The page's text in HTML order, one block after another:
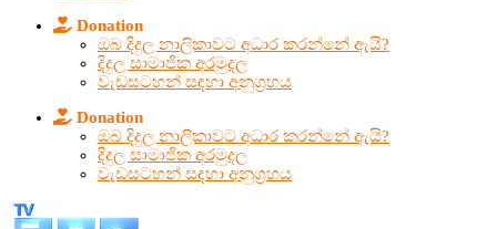
Donation
ඔබ දිදුල නාලිකාවට අධාර කරන්නේ ඇයි?
දිදුල සාමාජික අරමුදල
වැඩසටහන් සඳහා අනුග්‍රහය
Donation
ඔබ දිදුල නාලිකාවට අධාර කරන්නේ ඇයි?
දිදුල සාමාජික අරමුදල
වැඩසටහන් සඳහා අනුග්‍රහය